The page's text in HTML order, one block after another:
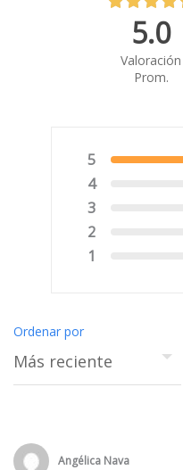
5.0
Valoración
Prom.
5
4
3
2
1
Ordenar por
Angélica Nava